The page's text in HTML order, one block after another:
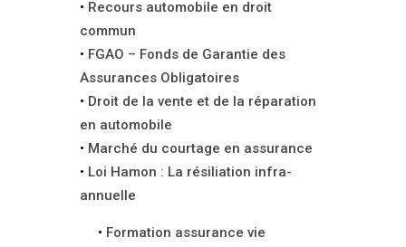
Recours automobile en droit
commun
FGAO – Fonds de Garantie des
Assurances Obligatoires
Droit de la vente et de la réparation
en automobile
Marché du courtage en assurance
Loi Hamon : La résiliation infra-
annuelle
Formation assurance vie